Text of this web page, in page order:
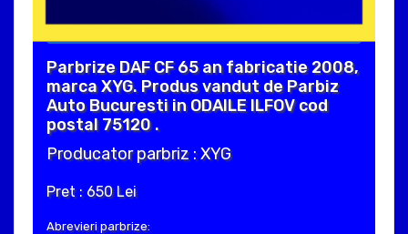
Parbrize DAF CF 65 an fabricatie 2008,
marca XYG. Produs vandut de Parbiz
Auto Bucuresti in ODAILE ILFOV cod
postal 75120 .
Producator parbriz : XYG
Pret : 650 Lei
Abrevieri parbrize: